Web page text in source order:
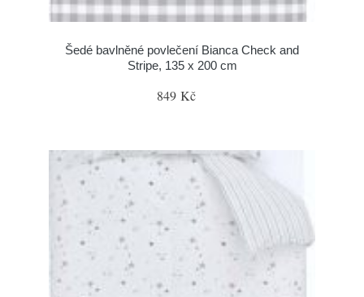
Šedé bavlněné povlečení Bianca Check and
Stripe, 135 x 200 cm
849 Kč